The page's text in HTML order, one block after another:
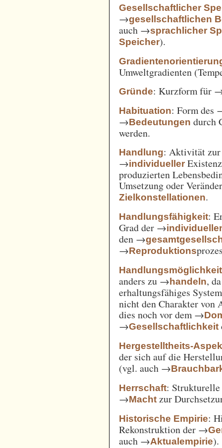
Gesellschaftlicher
→gesellschaftlichen
auch →sprachlicher
Speicher).
Umweltgradienten
Gründe: Kurzform für
Habituation: Form des
→Bedeutungen durch
werden.
Handlung: Aktivität zur
→individueller
produzierten
Umsetzung oder
Zielkonstellationen.
Handlungsfähigkeit:
Grad der →
den →
→Reproduktions
Handlungsmöglichkeit
anders zu →handeln,
erhaltungsfähiges
nicht den Charakter von
dies noch vor dem →
→Gesellschaftlichkeit
Hergestelltheits-
der sich auf die
(vgl. auch →
Herrschaft: Strukturelle
→Macht zur
Historische Empirie:
Rekonstruktion der →
auch →Aktualempirie).